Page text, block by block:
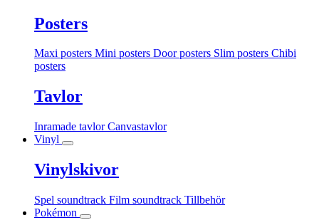
Posters
Maxi posters Mini posters Door posters Slim posters Chibi
posters
Tavlor
Inramade tavlorCanvastavlor
Vinyl
Vinylskivor
Spel soundtrack Film soundtrack Tillbehör
Pokémon